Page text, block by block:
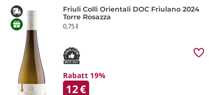
Friuli Colli Orientali DOC Friulano 2024
Torre Rosazza
0,75 ℓ
Rabatt 19%
12€